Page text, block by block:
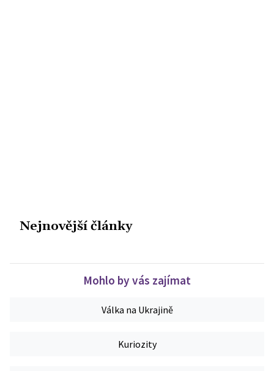
Nejnovější články
Mohlo by vás zajímat
Válka na Ukrajině
Kuriozity